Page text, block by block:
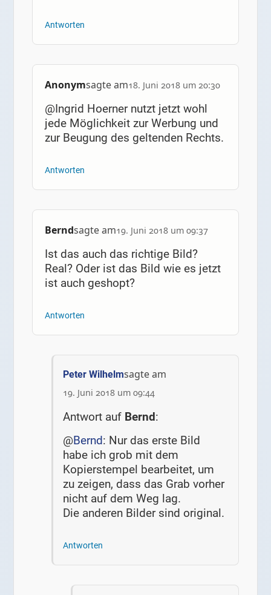
Antworten
Anonymsagte am18. Juni 2018 um 20:30
@Ingrid Hoerner nutzt jetzt wohl
jede Möglichkeit zur Werbung und
zur Beugung des geltenden Rechts.
Antworten
Berndsagte am19. Juni 2018 um 09:37
Ist das auch das richtige Bild?
Real? Oder ist das Bild wie es jetzt
ist auch geshopt?
Antworten
Peter Wilhelmsagte am
19. Juni 2018 um 09:44
Antwort auf Bernd:
@Bernd: Nur das erste Bild
habe ich grob mit dem
Kopierstempel bearbeitet, um
zu zeigen, dass das Grab vorher
nicht auf dem Weg lag.
Die anderen Bilder sind original.
Antworten